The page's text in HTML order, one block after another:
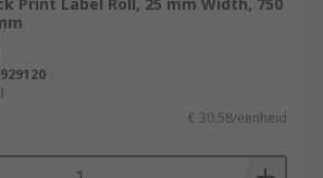
€ 30,58/eenheid